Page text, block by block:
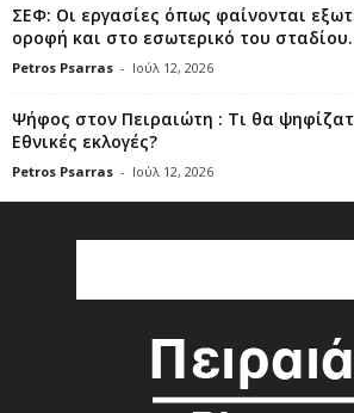
ΣΕΦ: Οι εργασίες όπως φαίνονται
οροφή και στο εσωτερικό του
Petros Psarras - Ιούλ 12, 2026
Ψήφος στον Πειραιώτη : Τι θα
Εθνικές εκλογές?
Petros Psarras - Ιούλ 12, 2026